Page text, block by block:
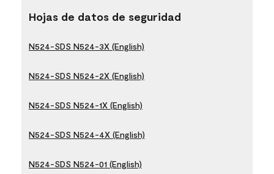
Hojas de datos de seguridad
N524-SDS N524-3X (English)
N524-SDS N524-2X (English)
N524-SDS N524-1X (English)
N524-SDS N524-4X (English)
N524-SDS N524-01 (English)